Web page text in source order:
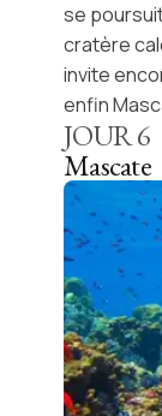
se
cratère
invite
enfin
JOUR6
Mascate